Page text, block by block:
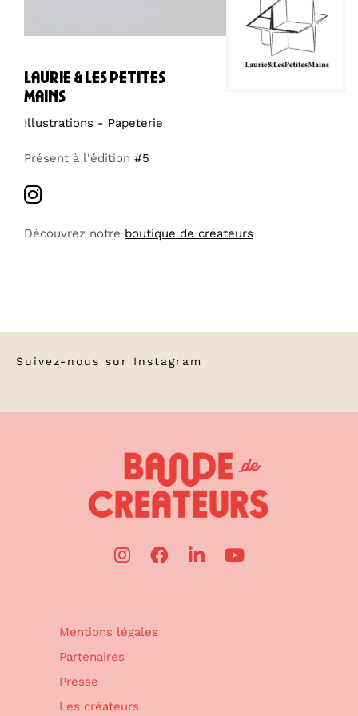
laurie & les petites
mains
Illustrations - Papeterie
Présent à l'édition #5
Découvrez notre boutique de créateurs
Suivez-nous sur Instagram
Mentions légales
Partenaires
Presse
Les créateurs